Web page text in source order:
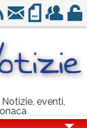
eventi,